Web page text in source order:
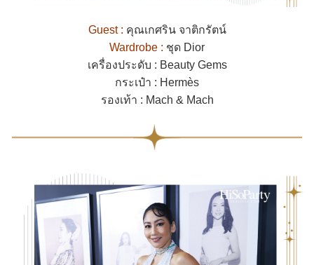
Guest : คุณเกศริน จาติกรัตน์
Wardrobe : ชุด Dior
เครื่องประดับ : Beauty Gems
กระเป๋า : Hermès
รองเท้า : Mach & Mach